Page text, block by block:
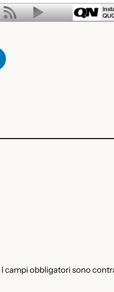
I campi obbligatori sono